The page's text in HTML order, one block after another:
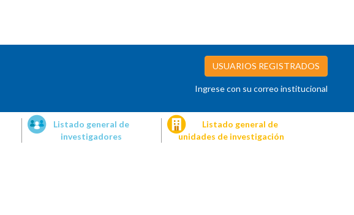
USUARIOS REGISTRADOS
Ingrese con su correo institucional
Listado general de
investigadores
Listado general de
unidades de investigación